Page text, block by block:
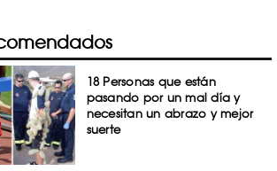
18 Personas que están
pasando por un mal día y
necesitan un abrazo y mejor
suerte